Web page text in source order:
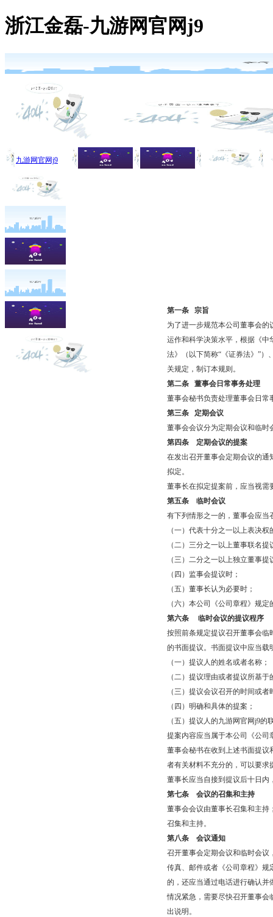
浙江金磊-九游网官网j9
九游网官网j9
第一条 宗旨
为了进一步规范本公司董事会
运作和科学决策水平，根据《中
法》（以下简称“《证券法》”）
关规定，制订本规则。
第二条 董事会日常事务处理
董事会秘书负责处理董事会日常
第三条
定期会议
董事会会议分为定期会议和临时
第四条
定期会议的提案
在发出召开董事会定期会议的通
拟定。
董事长在拟定提案前，应当视需
第五条 临时会议
有下列情形之一的，董事会应当
（一）代表十分之一以上表决权
（二）三分之一以上董事联名提
（三）二分之一以上独立董事提
（四）监事会提议时；
（五）董事长认为必要时；
（六）本公司《公司章程》规定
第六条
临时会议的提议程序
按照前条规定提议召开董事会临
的书面提议。书面提议中应当载
（一）提议人的姓名或者名称；
（二）提议理由或者提议所基于
（三）提议会议召开的时间或
（四）明确和具体的提案；
（五）提议人的九游网官网j9的
提案内容应当属于本公司《公司
董事会秘书在收到上述书面提议
者有关材料不充分的，可以要求
董事长应当自接到提议后十日内
第七条 会议的召集和主持
董事会会议由董事长召集和主持
召集和主持。
第八条 会议通知
召开董事会定期会议和临时会议
传真、邮件或者《公司章程》规
的，还应当通过电话进行确认并
情况紧急，需要尽快召开董事会
出说明。